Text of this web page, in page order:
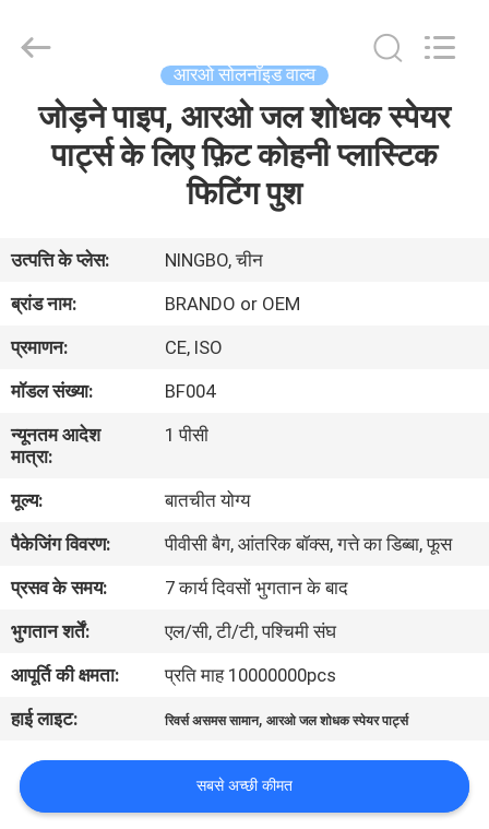
हमारे
बारे
में
कारखाने
का
गुणवत्ता
नियंत्रण
हमसे
संपर्क
करें
उद्धरण
आरओ सोलनॉइड वाल्व
जोड़ने पाइप, आरओ जल शोधक स्पेयर
पार्ट्स के लिए फ़िट कोहनी प्लास्टिक
फिटिंग पुश
उत्पत्ति के प्लेस:
NINGBO, चीन
ब्रांड नाम:
BRANDO or OEM
प्रमाणन:
CE, ISO
मॉडल संख्या:
BF004
न्यूनतम आदेश
मात्रा:
1 पीसी
मूल्य:
बातचीत योग्य
पैकेजिंग विवरण:
पीवीसी बैग, आंतरिक बॉक्स, गत्ते का डिब्बा, फूस
प्रसव के समय:
7 कार्य दिवसों भुगतान के बाद
भुगतान शर्तें:
एल/सी, टी/टी, पश्चिमी संघ
आपूर्ति की क्षमता:
प्रति माह 10000000pcs
हाई लाइट:
रिवर्स असमस सामान,आरओ जल शोधक स्पेयर पार्ट्स
सबसे अच्छी कीमत